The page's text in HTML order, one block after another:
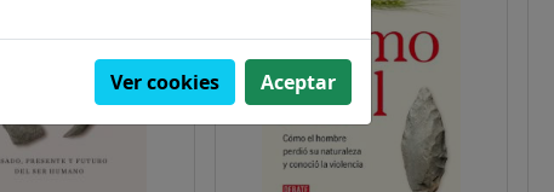
Ver cookies Aceptar